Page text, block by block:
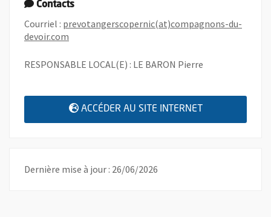
Contacts
Courriel : prevotangerscopernic(at)compagnons-du-
devoir.com
RESPONSABLE LOCAL(E) : LE BARON Pierre
ACCÉDER AU SITE INTERNET , OUVRE UNE
Dernière mise à jour : 26/06/2026